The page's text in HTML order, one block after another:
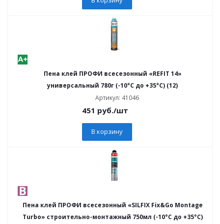
Пена клей ПРОФИ всесезонный «REFIT 14»
универсальный 780г (-10°С до +35°С) (12)
Артикул: 41046
451 руб./шт
В корзину
Пена клей ПРОФИ всесезонный «SILFIX Fix&Go Montage
Turbo» строительно-монтажный 750мл (-10°C до +35°C)